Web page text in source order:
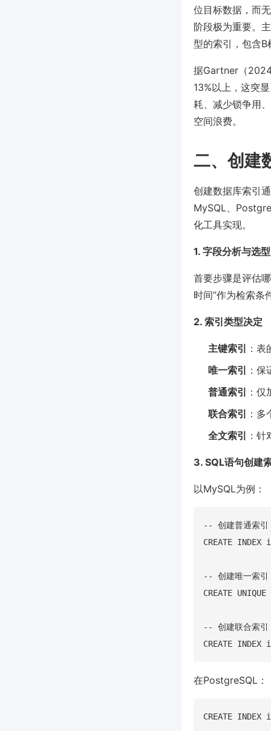
位目标数据，而
阶段极为重要。
型的索引，包含
据Gartner（
13%以上，这突
耗、减少锁争用
空间浪费。
二、创建
创建数据库索引
MySQL、
化工具实现。
1. 字段分析与选型
首要步骤是评估
时间”作为检索条
2. 索引类型决定
主键索引
：
唯一索引
：
普通索引
：
联合索引
：
全文索引
：
3. SQL语句创建
以MySQL为例：
-- 创建普通索引
CREATE
-- 创建唯一索引
CREATE
-- 创建联合索引
在PostgreSQL：